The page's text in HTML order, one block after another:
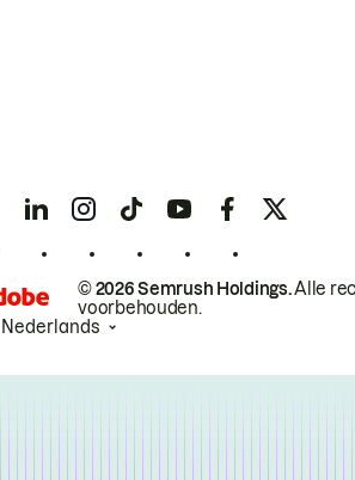
© 2026 Semrush Holdings.Alle
voorbehouden.
Nederlands